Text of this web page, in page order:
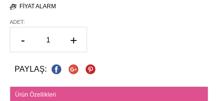
FIYAT ALARM
ADET:
- +
PAYLAŞ:
Ürün Özellikleri